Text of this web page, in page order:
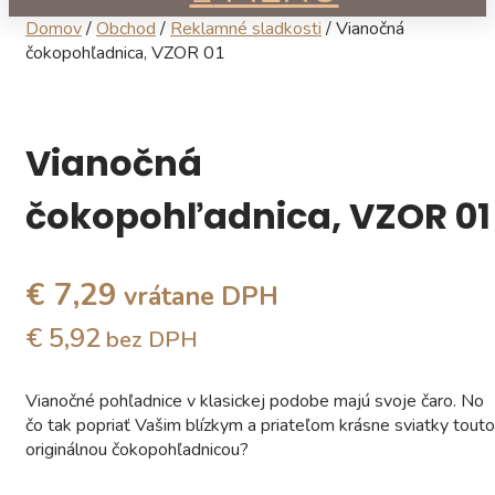
Domov/Obchod / Reklamné sladkosti / Vianočná
čokopohľadnica, VZOR 01
Vianočná
čokopohľadnica, VZOR 01
€ 7,29 vrátane DPH
€ 5,92 bez DPH
Vianočné pohľadnice v klasickej podobe majú svoje čaro. No
čo tak popriať Vašim blízkym a priateľom krásne sviatky touto
originálnou čokopohľadnicou?